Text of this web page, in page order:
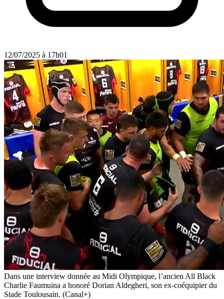
12/07/2025 à 17h01
Dans une interview donnée au Midi Olympique, l’ancien All Black
Charlie Faumuina a honoré Dorian Aldegheri, son ex-coéquipier du
Stade Toulousain. (Canal+)